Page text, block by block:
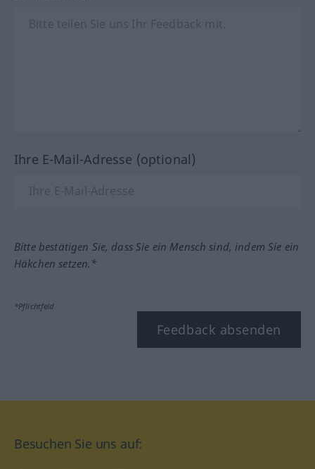
Ihre E-Mail-Adresse (optional)
Bitte bestätigen Sie, dass Sie ein Mensch sind, indem Sie ein
Häkchen setzen.*
*Pflichtfeld
Feedback absenden
Besuchen Sie uns auf: